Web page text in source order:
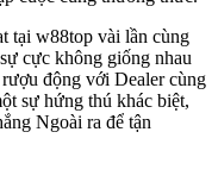
tại w88top vài lần cùng
cực không giống nhau
động với Dealer cùng
sự hứng thú khác biệt,
Ngoài ra để tận